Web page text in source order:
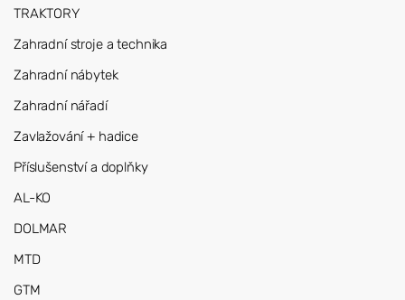
TRAKTORY
Zahradní stroje a technika
Zahradní nábytek
Zahradní nářadí
Zavlažování + hadice
Příslušenství a doplňky
AL-KO
DOLMAR
MTD
GTM